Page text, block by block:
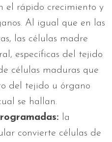
el rápido crecimiento y
Al igual que en las
las células madre
específicas del tejido
células maduras que
del tejido u órgano
se hallan.
la
convierte células de